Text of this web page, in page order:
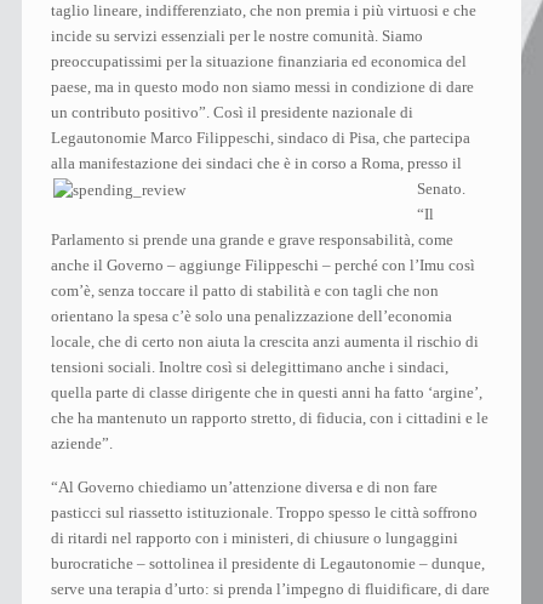
taglio lineare, indifferenziato, che non premia i più virtuosi e che
incide su servizi essenziali per le nostre comunità. Siamo
preoccupatissimi per la situazione finanziaria ed economica del
paese, ma in questo modo non siamo messi in condizione di dare
un contributo positivo”. Così il presidente nazionale di
Legautonomie Marco Filippeschi, sindaco di Pisa, che partecipa
alla manifestazione dei sindaci che è in corso a Roma, presso il
Senato.
“Il
Parlamento si prende una grande e grave responsabilità, come
anche il Governo – aggiunge Filippeschi – perché con l’Imu così
com’è, senza toccare il patto di stabilità e con tagli che non
orientano la spesa c’è solo una penalizzazione dell’economia
locale, che di certo non aiuta la crescita anzi aumenta il rischio di
tensioni sociali. Inoltre così si delegittimano anche i sindaci,
quella parte di classe dirigente che in questi anni ha fatto ‘argine’,
che ha mantenuto un rapporto stretto, di fiducia, con i cittadini e le
aziende”.
“Al Governo chiediamo un’attenzione diversa e di non fare
pasticci sul riassetto istituzionale. Troppo spesso le città soffrono
di ritardi nel rapporto con i ministeri, di chiusure o lungaggini
burocratiche – sottolinea il presidente di Legautonomie – dunque,
serve una terapia d’urto: si prenda l’impegno di fluidificare, di dare